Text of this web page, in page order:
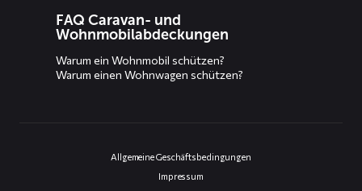
FAQ Caravan- und
Wohnmobilabdeckungen
Warum ein Wohnmobil schützen?
Warum einen Wohnwagen schützen?
Allgemeine Geschäftsbedingungen
Impressum